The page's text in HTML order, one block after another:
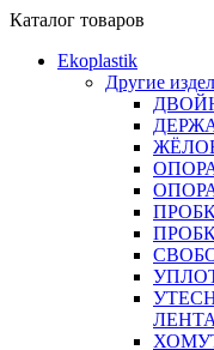
Каталог товаров
Ekoplastik
Другие
ЛЕНТА